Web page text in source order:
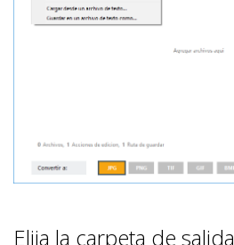
Elija la carpeta de salida